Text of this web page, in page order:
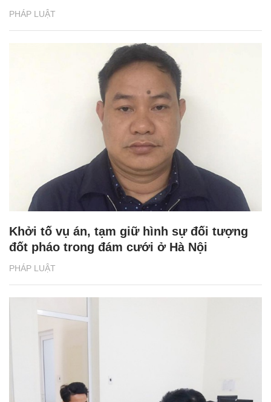
PHÁP LUẬT
PHÁP LUẬT
Khởi tố vụ án, tạm giữ hình sự đối tượng
đốt pháo trong đám cưới ở Hà Nội